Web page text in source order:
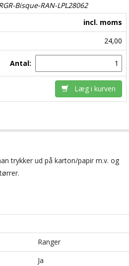
Bisque-RAN-LPL28062
incl. moms
24,00
Antal:
Læg i kurven
trykker ud på karton/papir m.v. og
Ranger
Ja